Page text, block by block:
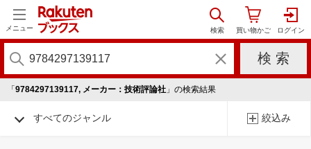
メニュー
「 9784297139117, メーカー：技術評論社 」の検索結果
すべてのジャンル 絞込み